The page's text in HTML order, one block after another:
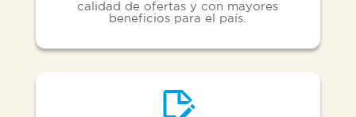
calidad de ofertas y con mayores
beneficios para el país.